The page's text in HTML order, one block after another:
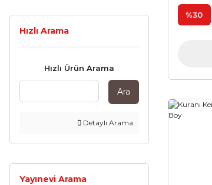
Hızlı Arama
Hızlı Ürün Arama
Ara
Detaylı Arama
Yayınevi Arama
%30